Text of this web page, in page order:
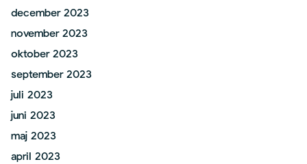
december 2023
november 2023
oktober 2023
september 2023
juli 2023
juni 2023
maj 2023
april 2023